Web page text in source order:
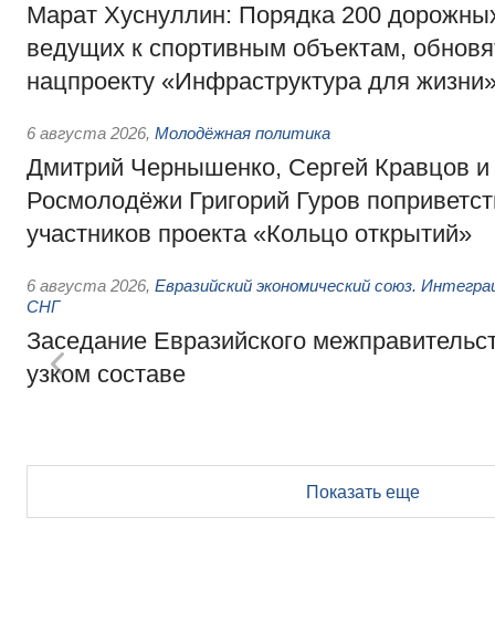
Марат Хуснуллин: Порядка 200
ведущих к спортивным объектам,
нацпроекту «Инфраструктура для
6 августа 2026, Молодёжная политика
Дмитрий Чернышенко, Сергей Кравцов и
Росмолодёжи Григорий Гуров
участников проекта «Кольцо открытий»
6 августа 2026, Евразийский экономический союз.
СНГ
Заседание Евразийского
узком составе
Показать еще